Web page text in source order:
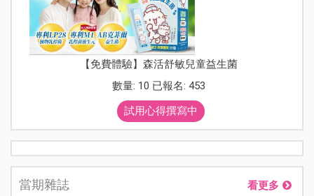
【免費體驗】森活舒敏兒童益生菌
數量: 10 已報名: 453
試用心得撰寫中
當期雜誌 看更多